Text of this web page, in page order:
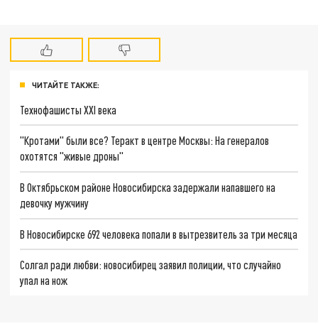
ЧИТАЙТЕ ТАКЖЕ:
Технофашисты XXI века
"Кротами" были все? Теракт в центре Москвы: На генералов
охотятся "живые дроны"
В Октябрьском районе Новосибирска задержали напавшего на
девочку мужчину
В Новосибирске 692 человека попали в вытрезвитель за три месяца
Солгал ради любви: новосибирец заявил полиции, что случайно
упал на нож